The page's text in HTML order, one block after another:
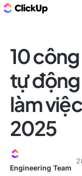
10
tự
làm
2025
Engineering Team